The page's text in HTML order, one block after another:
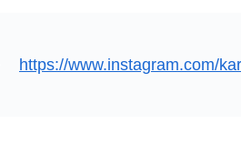
https://www.instagram.com/